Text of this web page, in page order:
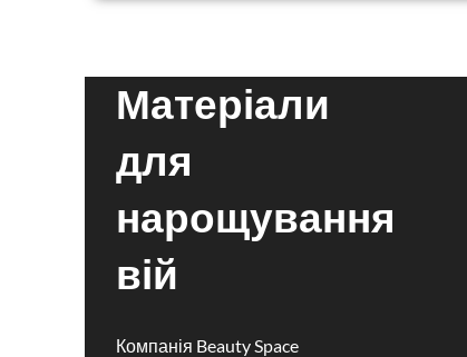
Матеріали
для
нарощування
вій
Компанія Beauty Space